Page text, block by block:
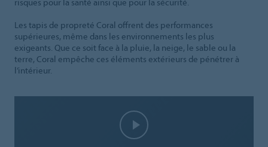
Les tapis de propreté Coral offrent des performances
supérieures, même dans les environnements les plus
exigeants. Que ce soit face à la pluie, la neige, le sable ou la
terre, Coral empêche ces éléments extérieurs de pénétrer à
l’intérieur.